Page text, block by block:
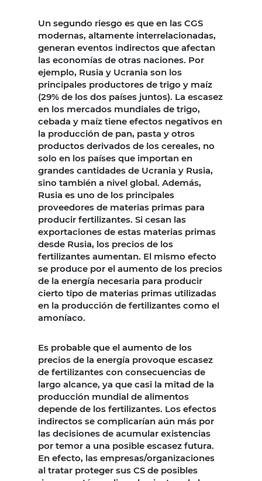
Un segundo riesgo es que en las CGS
modernas, altamente interrelacionadas,
generan eventos indirectos que afectan
las economías de otras naciones. Por
ejemplo, Rusia y Ucrania son los
principales productores de trigo y maíz
(29% de los dos países juntos). La escasez
en los mercados mundiales de trigo,
cebada y maíz tiene efectos negativos en
la producción de pan, pasta y otros
productos derivados de los cereales, no
solo en los países que importan en
grandes cantidades de Ucrania y Rusia,
sino también a nivel global. Además,
Rusia es uno de los principales
proveedores de materias primas para
producir fertilizantes. Si cesan las
exportaciones de estas materias primas
desde Rusia, los precios de los
fertilizantes aumentan. El mismo efecto
se produce por el aumento de los precios
de la energía necesaria para producir
cierto tipo de materias primas utilizadas
en la producción de fertilizantes como el
amoníaco.
Es probable que el aumento de los
precios de la energía provoque escasez
de fertilizantes con consecuencias de
largo alcance, ya que casi la mitad de la
producción mundial de alimentos
depende de los fertilizantes. Los efectos
indirectos se complicarían aún más por
las decisiones de acumular existencias
por temor a una posible escasez futura.
En efecto, las empresas/organizaciones
al tratar proteger sus CS de posibles